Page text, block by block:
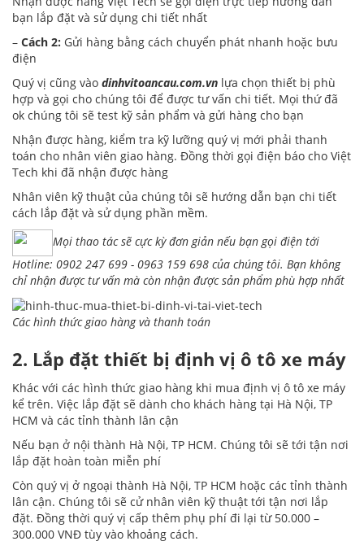
bạn lắp đặt và sử dụng chi tiết nhất
– Cách 2: Gửi hàng bằng cách chuyển phát nhanh hoặc bưu
điện
Quý vị cũng vào dinhvitoancau.com.vn lựa chọn thiết bị phù
hợp và gọi cho chúng tôi để được tư vấn chi tiết. Mọi thứ đã
ok chúng tôi sẽ test kỹ sản phẩm và gửi hàng cho bạn
Nhận được hàng, kiểm tra kỹ lưỡng quý vị mới phải thanh
toán cho nhân viên giao hàng. Đồng thời gọi điện báo cho Việt
Tech khi đã nhận được hàng
Nhân viên kỹ thuật của chúng tôi sẽ hướng dẫn bạn chi tiết
cách lắp đặt và sử dụng phần mềm.
Mọi thao tác sẽ cực kỳ đơn giản nếu bạn gọi điện tới
Hotline: 0902 247 699 - 0963 159 698 của chúng tôi. Bạn không
chỉ nhận được tư vấn mà còn nhận được sản phẩm phù hợp nhất
Các hình thức giao hàng và thanh toán
2. Lắp đặt thiết bị định vị ô tô xe máy
Khác với các hình thức giao hàng khi mua định vị ô tô xe máy
kể trên. Việc lắp đặt sẽ dành cho khách hàng tại Hà Nội, TP
HCM và các tỉnh thành lân cận
Nếu bạn ở nội thành Hà Nội, TP HCM. Chúng tôi sẽ tới tận nơi
lắp đặt hoàn toàn miễn phí
Còn quý vị ở ngoại thành Hà Nội, TP HCM hoặc các tỉnh thành
lân cận. Chúng tôi sẽ cử nhân viên kỹ thuật tới tận nơi lắp
đặt. Đồng thời quý vị cấp thêm phụ phí đi lại từ 50.000 –
300.000 VNĐ tùy vào khoảng cách.